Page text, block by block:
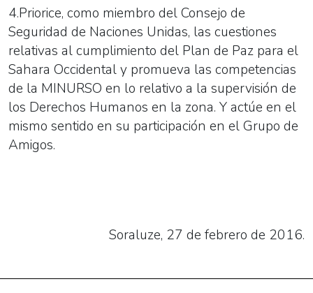
4.Priorice, como miembro del Consejo de
Seguridad de Naciones Unidas, las cuestiones
relativas al cumplimiento del Plan de Paz para el
Sahara Occidental y promueva las competencias
de la MINURSO en lo relativo a la supervisión de
los Derechos Humanos en la zona. Y actúe en el
mismo sentido en su participación en el Grupo de
Amigos.
Soraluze, 27 de febrero de 2016.